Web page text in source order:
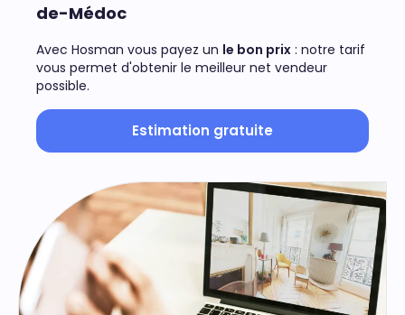
de-Médoc
Avec Hosman vous payez un le bon prix : notre tarif
vous permet d'obtenir le meilleur net vendeur
possible.
Estimation gratuite